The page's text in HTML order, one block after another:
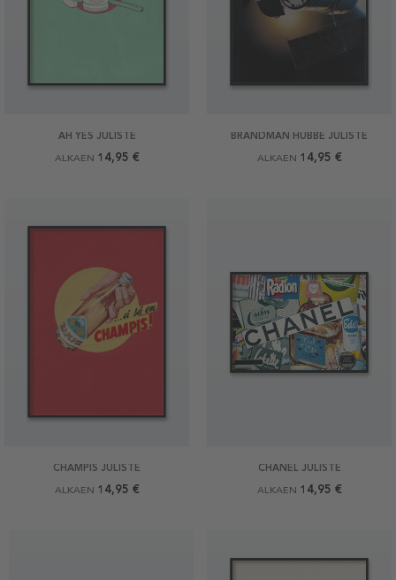
AH YES JULISTE
ALKAEN 14,95 €
BRANDMAN HUBBE JULISTE
ALKAEN 14,95 €
CHAMPIS JULISTE
ALKAEN 14,95 €
CHANEL JULISTE
ALKAEN 14,95 €